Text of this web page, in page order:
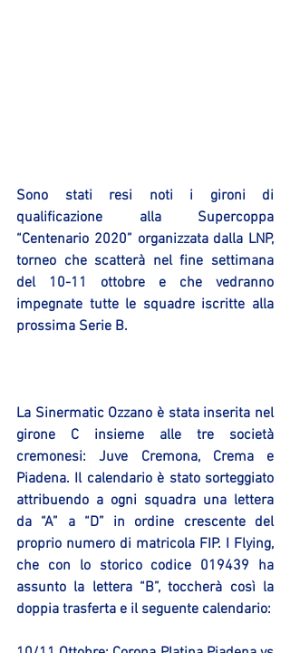
Sono stati resi noti i gironi di
qualificazione alla Supercoppa
“Centenario 2020” organizzata dalla LNP,
torneo che scatterà nel fine settimana
del 10-11 ottobre e che vedranno
impegnate tutte le squadre iscritte alla
prossima Serie B.
La Sinermatic Ozzano è stata inserita nel
girone C insieme alle tre società
cremonesi: Juve Cremona, Crema e
Piadena. Il calendario è stato sorteggiato
attribuendo a ogni squadra una lettera
da “A” a “D” in ordine crescente del
proprio numero di matricola FIP. I Flying,
che con lo storico codice 019439 ha
assunto la lettera “B”, toccherà così la
doppia trasferta e il seguente calendario: